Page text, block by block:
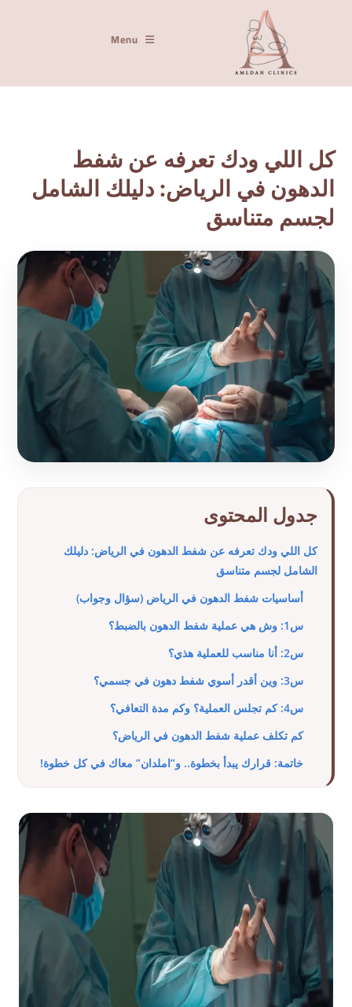
Menu
كل اللي ودك تعرفه عن شفط
الدهون في الرياض: دليلك الشامل
لجسم متناسق
جدول المحتوى
كل اللي ودك تعرفه عن شفط الدهون في الرياض: دليلك
الشامل لجسم متناسق
أساسيات شفط الدهون في الرياض (سؤال وجواب)
س1: وش هي عملية شفط الدهون بالضبط؟
س2: أنا مناسب للعملية هذي؟
س3: وين أقدر أسوي شفط دهون في جسمي؟
س4: كم تجلس العملية؟ وكم مدة التعافي؟
كم تكلف عملية شفط الدهون في الرياض؟
خاتمة: قرارك يبدأ بخطوة.. و”املدان” معاك في كل خطوة!